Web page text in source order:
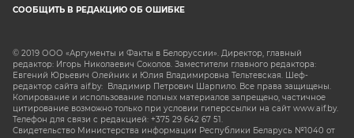
СООБЩИТЬ В РЕДАКЦИЮ ОБ ОШИБКЕ
© 2019 ООО «Аргументы и Факты в Белоруссии». Директор, главный
редактор: Игорь Николаевич Соколов. Заместители главного редактора:
Евгений Юрьевич Олейник и Юлия Владимировна Тельтевская. Шеф-
редактор сайта aif.by: Владимир Петрович Шарпило. Все права защищены.
Копирование и использование полных материалов запрещено, частичное
цитирование возможно только при условии гиперссылки на сайт www.aif.by.
Телефон для связи с редакцией: +375 29 642 67 51.
Свидетельство Министерства информации Республики Беларусь №1040 от